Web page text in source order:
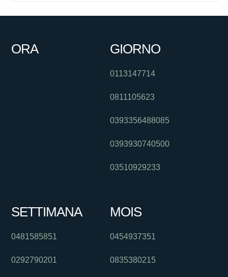
ORA GIORNO
0113147714
0811105623
0393356488085
0393930740500
03510929233
SETTIMANA
0481585851
0292790201
MOIS
0454937351
0835380215